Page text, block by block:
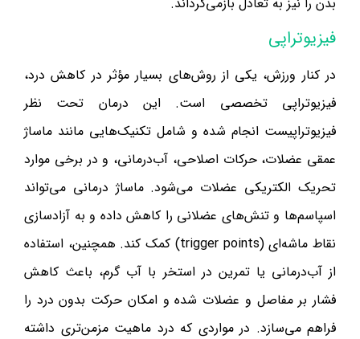
فیزیوتراپی
در کنار ورزش، یکی از روش‌های بسیار مؤثر در کاهش درد،
فیزیوتراپی تخصصی است. این درمان تحت نظر
فیزیوتراپیست انجام شده و شامل تکنیک‌هایی مانند ماساژ
عمقی عضلات، حرکات اصلاحی، آب‌درمانی، و در برخی موارد
تحریک الکتریکی عضلات می‌شود. ماساژ درمانی می‌تواند
اسپاسم‌ها و تنش‌های عضلانی را کاهش داده و به آزادسازی
نقاط ماشه‌ای (trigger points) کمک کند. همچنین، استفاده
از آب‌درمانی یا تمرین در استخر با آب گرم، باعث کاهش
فشار بر مفاصل و عضلات شده و امکان حرکت بدون درد را
فراهم می‌سازد. در مواردی که درد ماهیت مزمن‌تری داشته